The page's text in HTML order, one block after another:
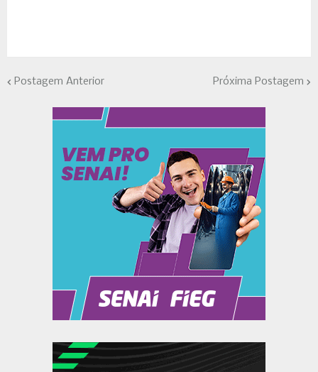
Postagem Anterior Próxima Postagem